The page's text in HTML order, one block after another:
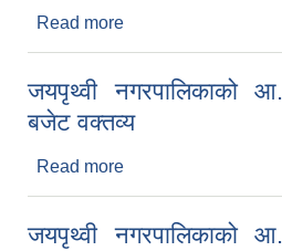
Read more
जयपृथ्वी नगरपालिकाको
बजेट वक्तव्य
Read more
जयपृथ्वी नगरपालिकाको